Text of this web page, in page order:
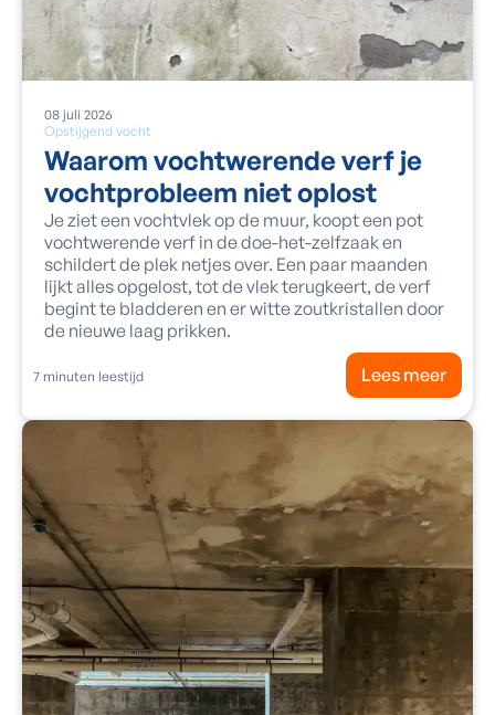
Opstijgend vocht
08 juli 2026
Waarom vochtwerende verf je
vochtprobleem niet oplost
Je ziet een vochtvlek op de muur, koopt een pot
vochtwerende verf in de doe-het-zelfzaak en
schildert de plek netjes over. Een paar maanden
lijkt alles opgelost, tot de vlek terugkeert, de verf
begint te bladderen en er witte zoutkristallen door
de nieuwe laag prikken.
7 minuten leestijd Lees meer